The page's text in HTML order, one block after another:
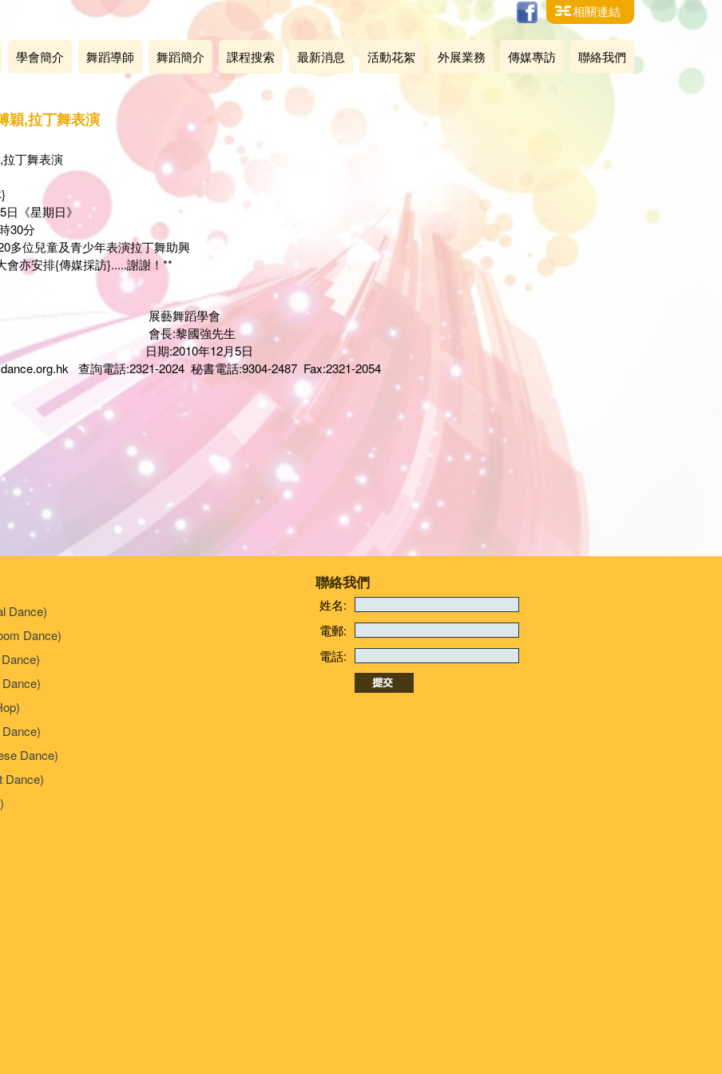
相關連結
學會簡介 舞蹈導師 舞蹈簡介 課程搜索 最新消息 活動花絮 外展業務 傳媒專訪 聯絡我們
穎,拉丁舞表演
丁舞表演
日《星期日》
30分
多位兒童及青少年表演拉丁舞助興
會亦安排{傳媒採訪}.....謝謝！**
蹈學會
國強先生
年12月5日
查詢電話:2321-2024 秘書電話:9304-2487 Fax:2321-2054
Dance)
Dance)
Dance)
Dance)
聯絡我們
姓名:
電郵:
電話: